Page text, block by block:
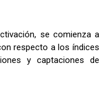
se comienza a
respecto a los índices
y captaciones de